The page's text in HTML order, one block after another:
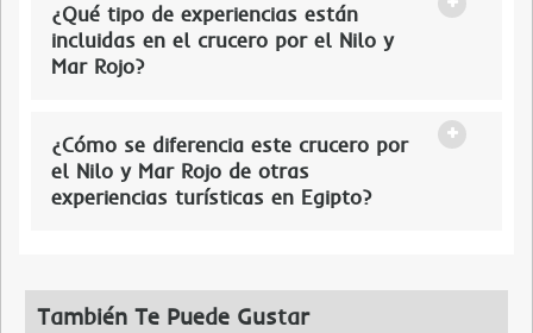
¿Qué tipo de experiencias están
incluidas en el crucero por el Nilo y
Mar Rojo?
¿Cómo se diferencia este crucero por
el Nilo y Mar Rojo de otras
experiencias turísticas en Egipto?
También Te Puede Gustar